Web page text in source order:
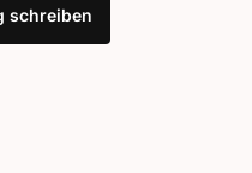
schreiben